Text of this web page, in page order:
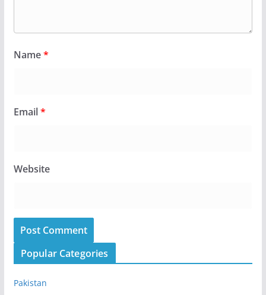
Name*
Email*
Website
Popular Categories
Pakistan